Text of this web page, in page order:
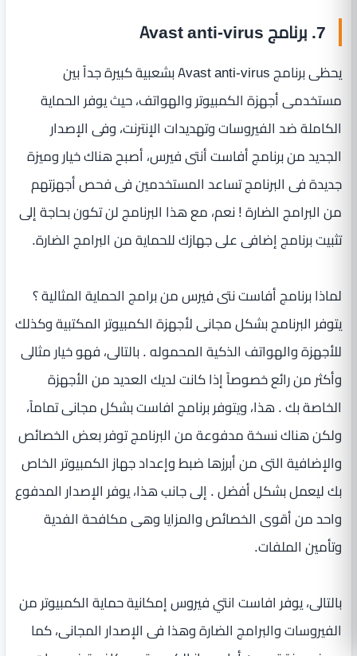
7. برنامج Avast anti-virus
يحظى برنامج Avast anti-virus بشعبية كبيرة جداً بين
مستخدمى أجهزة الكمبيوتر والهواتف، حيث يوفر الحماية
الكاملة ضد الفيروسات وتهديدات الإنترنت، وفى الإصدار
الجديد من برنامج أفاست أنتى فيرس، أصبح هناك خيار وميزة
جديدة فى البرنامج تساعد المستخدمين فى فحص أجهزتهم
من البرامج الضارة ! نعم، مع هذا البرنامج لن تكون بحاجة إلى
تثبيت برنامج إضافى على جهازك للحماية من البرامج الضارة.
لماذا برنامج أفاست نتى فيرس من برامج الحماية المثالية ؟
يتوفر البرنامج بشكل مجانى لأجهزة الكمبيوتر المكتبية وكذلك
للأجهزة والهواتف الذكية المحموله . بالتالى، فهو خيار مثالى
وأكثر من رائع خصوصاً إذا كانت لديك العديد من الأجهزة
الخاصة بك . هذا، ويتوفر برنامج افاست بشكل مجانى تماماً،
ولكن هناك نسخة مدفوعة من البرنامج توفر بعض الخصائص
والإضافية التى من أبرزها ضبط وإعداد جهاز الكمبيوتر الخاص
بك ليعمل بشكل أفضل . إلى جانب هذا، يوفر الإصدار المدفوع
واحد من أقوى الخصائص والمزايا وهى مكافحة الفدية
وتأمين الملفات.
بالتالى، يوفر افاست انتي فيروس إمكانية حماية الكمبيوتر من
الفيروسات والبرامج الضارة وهذا فى الإصدار المجانى، كما